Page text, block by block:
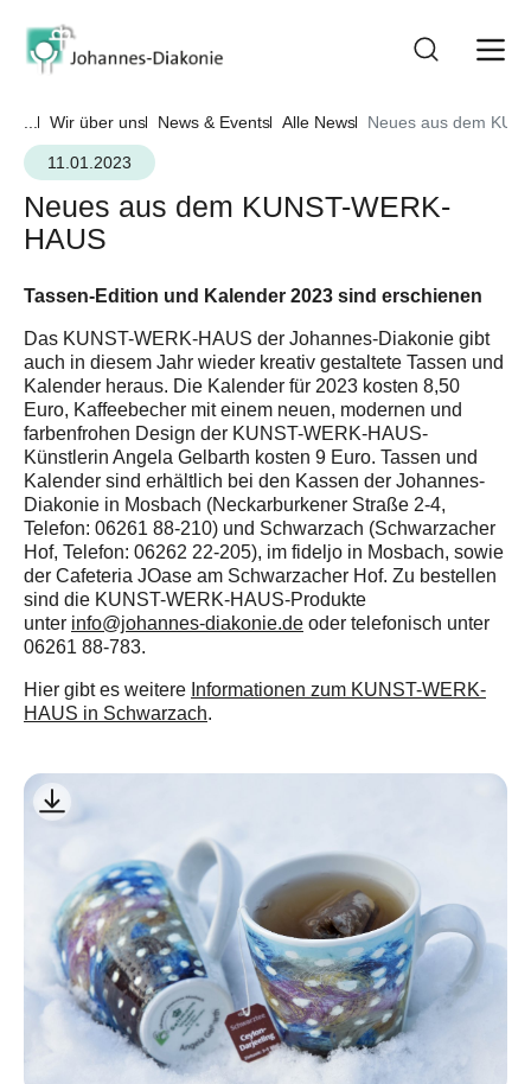
... Wir über uns News & Events Alle News
Neues aus dem
11.01.2023
Neues aus dem KUNST-WERK-
HAUS
Tassen-Edition und Kalender 2023 sind erschienen
Das KUNST-WERK-HAUS der Johannes-Diakonie gibt
auch in diesem Jahr wieder kreativ gestaltete Tassen und
Kalender heraus. Die Kalender für 2023 kosten 8,50
Euro, Kaffeebecher mit einem neuen, modernen und
farbenfrohen Design der KUNST-WERK-HAUS-
Künstlerin Angela Gelbarth kosten 9 Euro. Tassen und
Kalender sind erhältlich bei den Kassen der Johannes-
Diakonie in Mosbach (Neckarburkener Straße 2-4,
Telefon: 06261 88-210) und Schwarzach (Schwarzacher
Hof, Telefon: 06262 22-205), im fideljo in Mosbach, sowie
der Cafeteria JOase am Schwarzacher Hof. Zu bestellen
sind die KUNST-WERK-HAUS-Produkte
unter info@johannes-diakonie.deoder telefonisch unter
06261 88-783.
Hier gibt es weitere Informationen zum KUNST-WERK-
HAUS in Schwarzach.